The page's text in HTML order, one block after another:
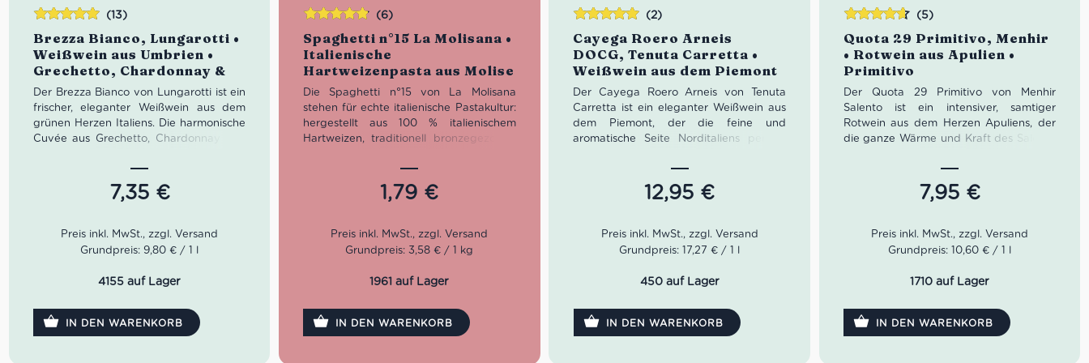
Brezza Bianco, Lungarotti •
Weißwein aus Umbrien •
Grechetto, Chardonnay &
Pinot Grigio
(13)
Der Brezza Bianco von Lungarotti ist ein
frischer, eleganter Weißwein aus dem
grünen Herzen Italiens. Die harmonische
Cuvée aus Grechetto, Chardonnay und
grünem Apfel, Aprikose und feinen
floralen Nuancen sowie einer lebhaften,
angenehm weichen Struktur. Ein
aus Umbrien, perfekt für Aperitivo,
mediterrane Küche und entspannte
Geruch: Grüner Apfel, Aprikose,
florale Nuancen
Geschmack: Frisch, fruchtig, weich,
7,35 €
Bewertet
mit5.00von
5
Grundpreis: 9,80 € / 1 l
4155 auf Lager
IN DEN WARENKORB
Spaghetti n°15 La Molisana •
Italienische
Hartweizenpasta aus Molise
(6)
Die Spaghetti n°15 von La Molisana
stehen für echte italienische Pastakultur:
hergestellt aus 100 % italienischem
Hartweizen, traditionell bronzegezogen
raue Oberfläche verbindet sich ideal mit
Tomatensaucen, Carbonara, Aglio e Olio
oder klassischen Ragù-Gerichten. Eine
Molise, produziert von einem der
traditionsreichsten Pastahersteller
Packung: 500 g
100 % italienischer Hartweizen
Bronzegezogen
1,79 €
Bewertet
mit4.83
von 5
Grundpreis: 3,58 € / 1 kg
1961 auf Lager
IN DEN WARENKORB
Cayega Roero Arneis
DOCG, Tenuta Carretta •
Weißwein aus dem Piemont
• Arneis
(2)
Der Cayega Roero Arneis von Tenuta
Carretta ist ein eleganter Weißwein aus
dem Piemont, der die feine und
aromatische Seite Norditaliens perfekt
saftig und harmonisch mit Noten von
reifer Birne, Zitrusfrüchten und feinen
Nuancen von Walnuss und weißen
Fischgerichte und mediterrane
Sommerabende – typisch piemontesisch,
ausgewogen.
Farbe: leuchtendes Goldgelb
Geruch: Birne, Zitrusfrüchte, weiße
Blüten, Walnuss
12,95 €
mit5.00von
5
Grundpreis: 17,27 € / 1 l
450 auf Lager
IN DEN WARENKORB
Quota 29 Primitivo, Menhir
• Rotwein aus Apulien •
Primitivo
(5)
Der Quota 29 Primitivo von Menhir
Salento ist ein intensiver, samtiger
Rotwein aus dem Herzen Apuliens, der
die ganze Wärme und Kraft des Salento
erzeugen die Brüder Gaetano und Vito
Angelo Marangelli einen Primitivo mit
reifen Fruchtaromen, feiner Würze und
mediterran und typisch süditalienisch.
Der Ausbau im Holzfass verleiht dem
einem perfekten Begleiter für kräftige
Abende.
Farbe: tiefes Rubinrot
7,95 €
Bewertet
mit 4.60
von 5
Grundpreis: 10,60 € / 1 l
1710 auf Lager
IN DEN WARENKORB